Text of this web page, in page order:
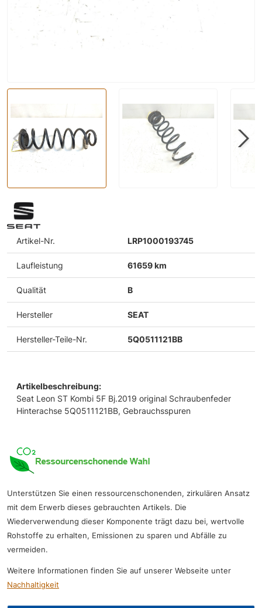
Artikel-Nr. LRP1000193745
Laufleistung 61659 km
Qualität B
Hersteller SEAT
Hersteller-Teile-Nr. 5Q0511121BB
Artikelbeschreibung:
Seat Leon ST Kombi 5F Bj.2019 original Schraubenfeder
Hinterachse 5Q0511121BB, Gebrauchsspuren
Unterstützen Sie einen ressourcenschonenden, zirkulären Ansatz
mit dem Erwerb dieses gebrauchten Artikels. Die
Wiederverwendung dieser Komponente trägt dazu bei, wertvolle
Rohstoffe zu erhalten, Emissionen zu sparen und Abfälle zu
vermeiden.
Weitere Informationen finden Sie auf unserer Webseite unter
Nachhaltigkeit